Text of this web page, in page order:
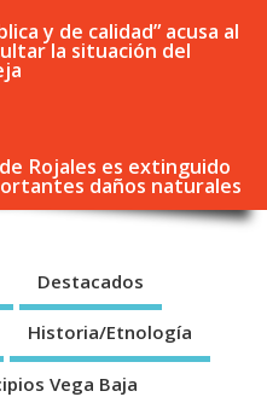
y de calidad” acusa al
la situación del
Rojales es extinguido
daños naturales
Destacados
Historia/Etnología
Vega Baja